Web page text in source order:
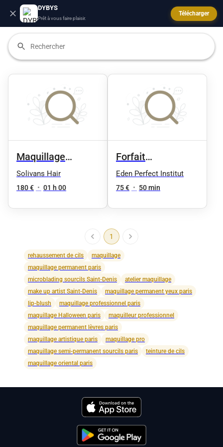
DYBYS
Prêt à vous faire plaisir.
Télécharger
Maquillage
permanent
Solivans Hair
180 € • 01 h 00
Forfait
réhaussement des
cils + mascara
Eden Perfect Institut
75 € • 50 min
1
rehaussement de cils
maquillage
maquillage permanent paris
microblading sourcils Saint-Denis
atelier maquillage
make up artist Saint-Denis
maquillage permanent yeux paris
lip-blush
maquillage professionnel paris
maquillage Halloween paris
maquilleur professionnel
maquillage permanent lèvres paris
maquillage artistique paris
maquillage pro
maquillage semi-permanent sourcils paris
teinture de cils
maquillage oriental paris